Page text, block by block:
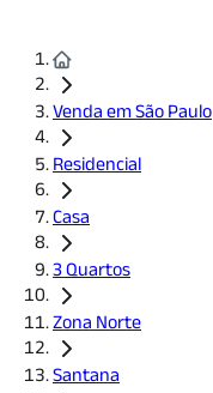
Venda em São Paulo
Residencial
Casa
3 Quartos
Zona Norte
Santana